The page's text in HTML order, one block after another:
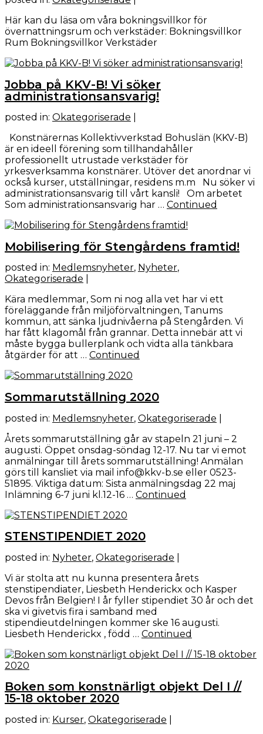
Här kan du läsa om våra bokningsvillkor för
övernattningsrum och verkstäder: Bokningsvillkor
Rum Bokningsvillkor Verkstäder
Jobba på KKV-B! Vi söker
administrationsansvarig!
posted in: Okategoriserade
Konstnärernas Kollektivverkstad Bohuslän (KKV-B)
är en ideell förening som tillhandahåller
professionellt utrustade verkstäder för
yrkesverksamma konstnärer. Utöver det anordnar vi
också kurser, utställningar, residens m.m Nu söker vi
administrationsansvarig till vårt kansli! Om arbetet
Som administrationsansvarig har … Continued
Mobilisering för Stengårdens framtid!
posted in: Medlemsnyheter, Nyheter,
Okategoriserade
Kära medlemmar, Som ni nog alla vet har vi ett
föreläggande från miljöförvaltningen, Tanums
kommun, att sänka ljudnivåerna på Stengården. Vi
har fått klagomål från grannar. Detta innebär att vi
måste bygga bullerplank och vidta alla tänkbara
åtgärder för att … Continued
Sommarutställning 2020
posted in: Medlemsnyheter, Okategoriserade
Årets sommarutställning går av stapeln 21 juni – 2
augusti. Öppet onsdag-söndag 12-17. Nu tar vi emot
anmälningar till årets sommarutställning! Anmälan
görs till kansliet via mail info@kkv-b.se eller 0523-
51895. Viktiga datum: Sista anmälningsdag 22 maj
Inlämning 6-7 juni kl.12-16 … Continued
STENSTIPENDIET 2020
posted in: Nyheter, Okategoriserade
Vi är stolta att nu kunna presentera årets
stenstipendiater, Liesbeth Henderickx och Kasper
Devos från Belgien! I år fyller stipendiet 30 år och det
ska vi givetvis fira i samband med
stipendieutdelningen kommer ske 16 augusti.
Liesbeth Henderickx , född … Continued
Boken som konstnärligt objekt Del I //
15-18 oktober 2020
posted in: Kurser, Okategoriserade